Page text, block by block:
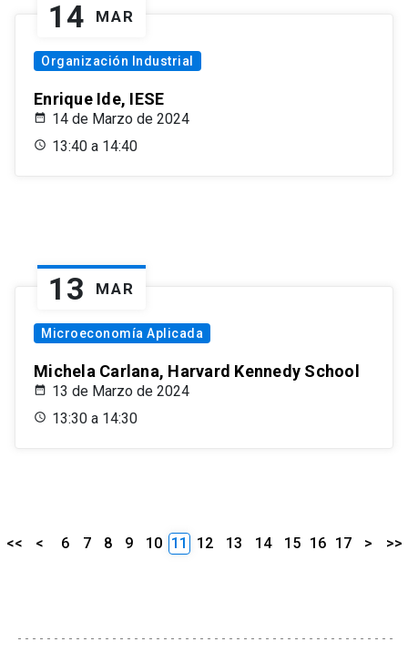
14 MAR
Organización Industrial
Enrique Ide, IESE
14 de Marzo de 2024
13:40 a 14:40
13 MAR
Microeconomía Aplicada
Michela Carlana, Harvard Kennedy School
13 de Marzo de 2024
13:30 a 14:30
<< < 6 7 8 9 10 11 12 13 14 15 16 17 > >>